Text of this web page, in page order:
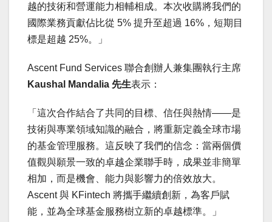
越的技術和營運能力相輔相成。本次收購將我們的
國際業務貢獻佔比從 5% 提升至超過 16%，短期目
標是超越 25%。」
Ascent Fund Services 聯合創辦人兼集團執行主席
Kaushal Mandalia 先生表示：
「這次合作結合了共同的目標、信任與熱情——是
技術與專業領域知識的融合，將重新定義全球市場
的基金管理服務。這反映了我們的信念：當兩個價
值觀與願景一致的卓越企業聯手時，成果並非簡單
相加，而是機會、能力與影響力的倍效放大。
Ascent 與 KFintech 將攜手繼續創新，為客戶賦
能，並為全球基金服務樹立新的卓越標準。」